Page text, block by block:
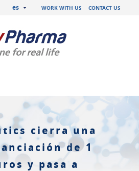
WORK WITH US CONTACT US
es
cierra una
de 1
y pasa a